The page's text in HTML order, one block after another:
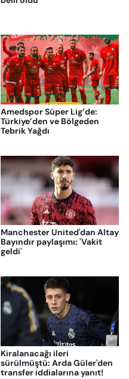
Amedspor Süper Lig’de:
Türkiye’den ve Bölgeden
Tebrik Yağdı
Manchester United'dan Altay
Bayındır paylaşımı: 'Vakit
geldi'
Kiralanacağı ileri
sürülmüştü: Arda Güler'den
transfer iddialarına yanıt!